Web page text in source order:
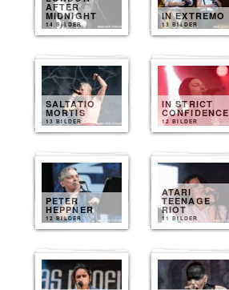
AFTER
MIDNIGHT
14 BILDER
IN EXTREMO
13 BILDER
SALTATIO
MORTIS
13 BILDER
IN STRICT
CONFIDENCE
12 BILDER
PETER
HEPPNER
12 BILDER
ATARI
TEENAGE
RIOT
11 BILDER